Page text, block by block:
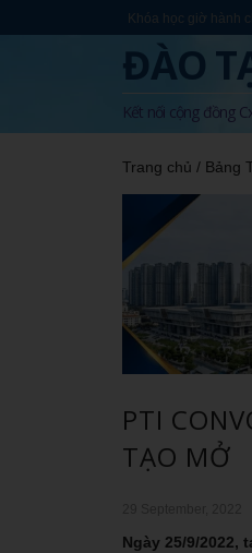
Khóa học giờ hành
ĐÀO
Kết nối cộng đồng
Trang chủ / Bảng
PTI
TẠO MỞ
Ngày 25/9/2022,